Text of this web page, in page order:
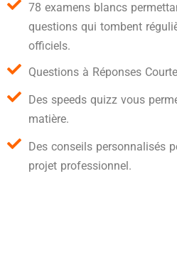
78 examens blancs
questions qui tombent
officiels.
Questions à Réponses
Des speeds quizz vous
matière.
Des conseils personnalisés
projet professionnel.